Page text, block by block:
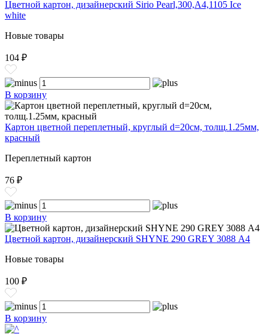
Цветной картон, дизайнерский Sirio Pearl,300,A4,1105 Ice
white
Новые товары
104 ₽
В корзину
Картон цветной переплетный, круглый d=20см, толщ.1.25мм,
красный
Переплетный картон
76 ₽
В корзину
Цветной картон, дизайнерский SHYNE 290 GREY 3088 А4
Новые товары
100 ₽
В корзину